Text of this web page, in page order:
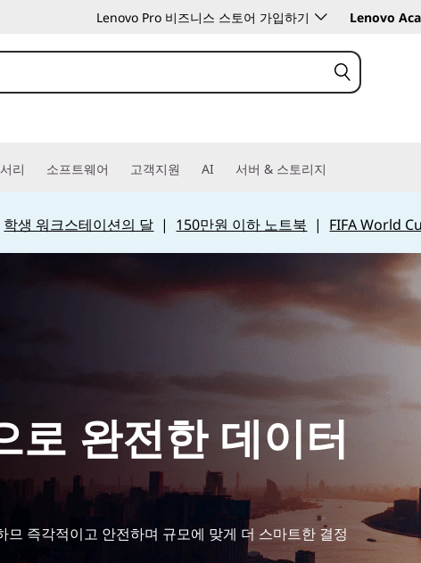
Lenovo Pro 비즈니스 스토어 가입하기 Lenovo
리 소프트웨어 고객지원 AI 서버 & 스토리지
학생 워크스테이션의 달 | 150만원 이하 노트북 | FIFA World
로 완전한 데이터
즉각적이고 안전하며 규모에 맞게 더 스마트한 결정